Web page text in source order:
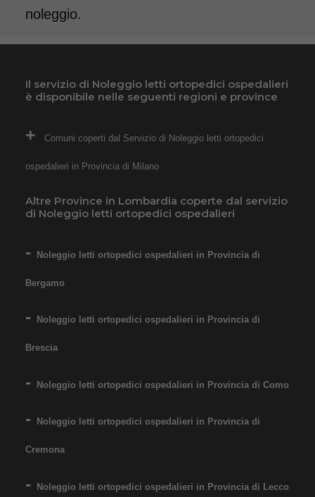
noleggio.
Il servizio di Noleggio letti ortopedici ospedalieri
è disponibile nelle seguenti regioni e province
Comuni coperti dal Servizio di Noleggio letti ortopedici
ospedalieri in Provincia di Milano
Altre Province in Lombardia coperte dal servizio
di Noleggio letti ortopedici ospedalieri
Noleggio letti ortopedici ospedalieri in Provincia di
Bergamo
Noleggio letti ortopedici ospedalieri in Provincia di
Brescia
Noleggio letti ortopedici ospedalieri in Provincia di Como
Noleggio letti ortopedici ospedalieri in Provincia di
Cremona
Noleggio letti ortopedici ospedalieri in Provincia di Lecco